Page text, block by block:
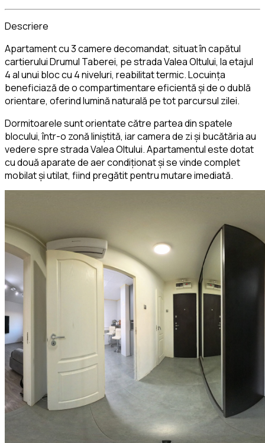
Descriere
Apartament cu 3 camere decomandat, situat în capătul
cartierului Drumul Taberei, pe strada Valea Oltului, la etajul
4 al unui bloc cu 4 niveluri, reabilitat termic. Locuința
beneficiază de o compartimentare eficientă și de o dublă
orientare, oferind lumină naturală pe tot parcursul zilei.
Dormitoarele sunt orientate către partea din spatele
blocului, într-o zonă liniștită, iar camera de zi și bucătăria au
vedere spre strada Valea Oltului. Apartamentul este dotat
cu două aparate de aer condiționat și se vinde complet
mobilat și utilat, fiind pregătit pentru mutare imediată.
importante, iar stațiile de metrou Constantin Brâncuși și
Valea Ialomiței pot fi accesate în aproximativ 10 minute de
mers pe jos.
Opțional, poate fi achiziționat și un garaj în același bloc, cu
spațiu suficient pentru parcarea a trei autoturisme.